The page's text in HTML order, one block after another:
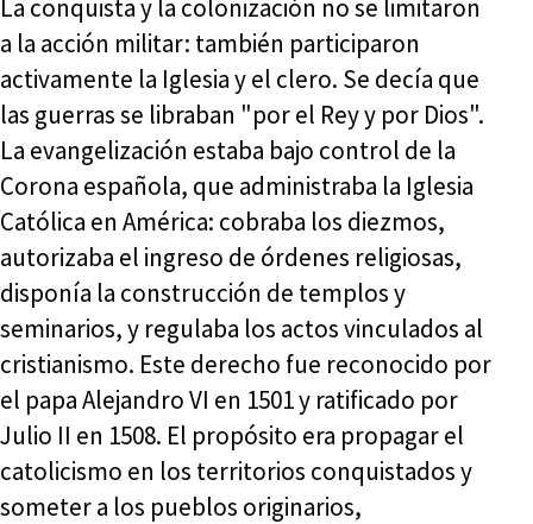
La conquista y la colonización no se limitaron
a la acción militar: también participaron
activamente la Iglesia y el clero. Se decía que
las guerras se libraban "por el Rey y por Dios".
La evangelización estaba bajo control de la
Corona española, que administraba la Iglesia
Católica en América: cobraba los diezmos,
autorizaba el ingreso de órdenes religiosas,
disponía la construcción de templos y
seminarios, y regulaba los actos vinculados al
cristianismo. Este derecho fue reconocido por
el papa Alejandro VI en 1501 y ratificado por
Julio II en 1508. El propósito era propagar el
catolicismo en los territorios conquistados y
someter a los pueblos originarios,